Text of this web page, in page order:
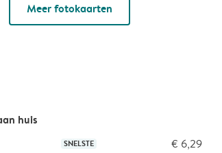
Meer fotokaarten
huis
SNELSTE € 6,29